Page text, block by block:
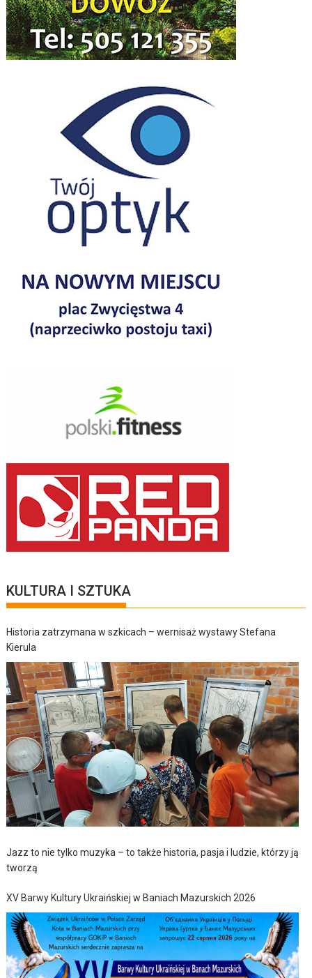
KULTURA I SZTUKA
Historia zatrzymana w szkicach – wernisaż wystawy Stefana
Kierula
Jazz to nie tylko muzyka – to także historia, pasja i ludzie, którzy ją
tworzą
XV Barwy Kultury Ukraińskiej w Baniach Mazurskich 2026